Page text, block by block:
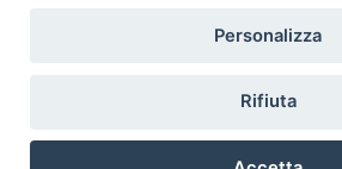
Iscriviti alla Newsletter
Personalizza
Rifiuta